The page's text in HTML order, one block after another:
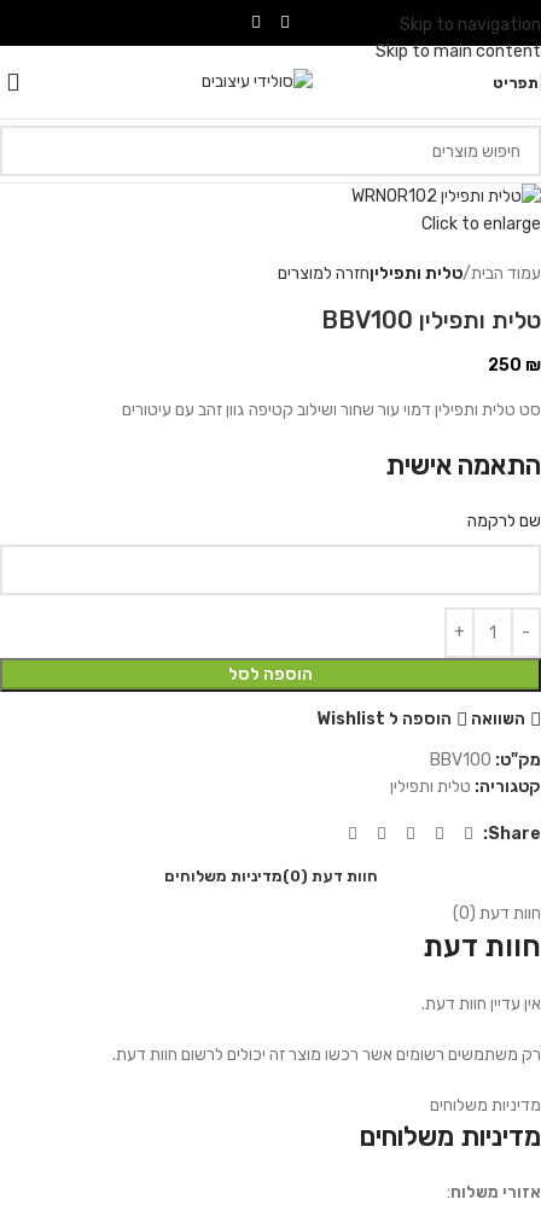
Skip to navigation
Skip to main content
תפריט
Click to enlarge
עמוד הבית טלית ותפיליןחזרה למוצרים
טלית ותפילין BBV100
250 ₪
סט טלית ותפילין דמוי עור שחור ושילוב קטיפה גוון זהב עם עיטורים
התאמה אישית
שם לרקמה
הוספה לסל
השוואה
הוספה ל Wishlist
מק"ט: BBV100
קטגוריה: טלית ותפילין
Share:
חוות דעת (0) מדיניות משלוחים
חוות דעת (0)
חוות דעת
אין עדיין חוות דעת.
רק משתמשים רשומים אשר רכשו מוצר זה יכולים לרשום חוות דעת.
מדיניות משלוחים
מדיניות משלוחים
אזורי משלוח: